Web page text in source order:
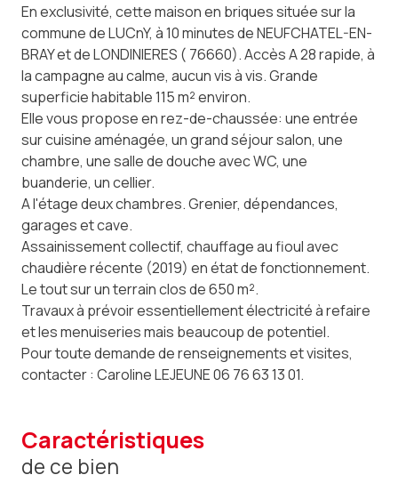
En exclusivité, cette maison en briques située sur la
commune de LUCnY, à 10 minutes de NEUFCHATEL-EN-
BRAY et de LONDINIERES ( 76660). Accès A 28 rapide, à
la campagne au calme, aucun vis à vis. Grande
superficie habitable 115 m² environ.
Elle vous propose en rez-de-chaussée: une entrée
sur cuisine aménagée, un grand séjour salon, une
chambre, une salle de douche avec WC, une
buanderie, un cellier.
A l'étage deux chambres. Grenier, dépendances,
garages et cave.
Assainissement collectif, chauffage au fioul avec
chaudière récente (2019) en état de fonctionnement.
Le tout sur un terrain clos de 650 m².
Travaux à prévoir essentiellement électricité à refaire
et les menuiseries mais beaucoup de potentiel.
Pour toute demande de renseignements et visites,
contacter : Caroline LEJEUNE 06 76 63 13 01.
caractéristiques
de ce bien